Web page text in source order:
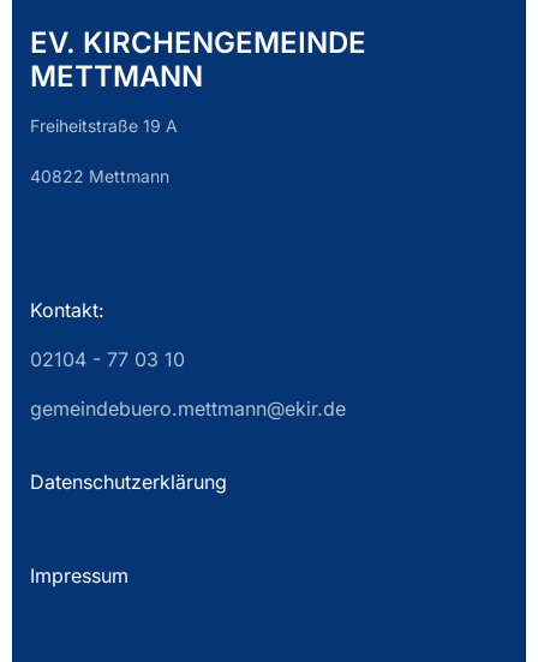
EV. KIRCHENGEMEINDE
METTMANN
Freiheitstraße 19 A
40822 Mettmann
Kontakt:
02104 - 77 03 10
gemeindebuero.mettmann@ekir.de
Datenschutzerklärung
Impressum